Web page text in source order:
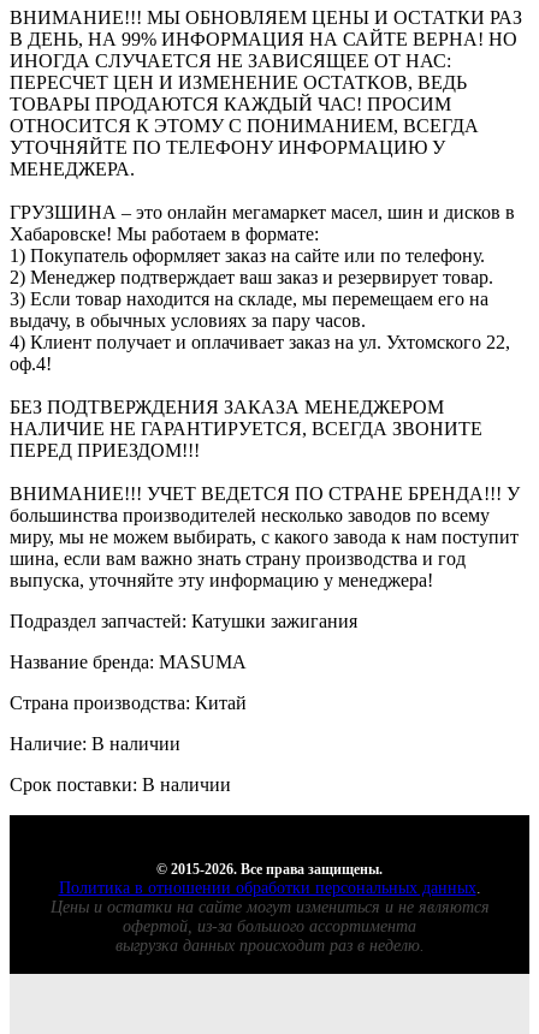
ВНИМАНИЕ!!! МЫ ОБНОВЛЯЕМ ЦЕНЫ И ОСТАТКИ РАЗ
В ДЕНЬ, НА 99% ИНФОРМАЦИЯ НА САЙТЕ ВЕРНА! НО
ИНОГДА СЛУЧАЕТСЯ НЕ ЗАВИСЯЩЕЕ ОТ НАС:
ПЕРЕСЧЕТ ЦЕН И ИЗМЕНЕНИЕ ОСТАТКОВ, ВЕДЬ
ТОВАРЫ ПРОДАЮТСЯ КАЖДЫЙ ЧАС! ПРОСИМ
ОТНОСИТСЯ К ЭТОМУ С ПОНИМАНИЕМ, ВСЕГДА
УТОЧНЯЙТЕ ПО ТЕЛЕФОНУ ИНФОРМАЦИЮ У
МЕНЕДЖЕРА.
ГРУЗШИНА – это онлайн мегамаркет масел, шин и дисков в
Хабаровске! Мы работаем в формате:
1) Покупатель оформляет заказ на сайте или по телефону.
2) Менеджер подтверждает ваш заказ и резервирует товар.
3) Если товар находится на складе, мы перемещаем его на
выдачу, в обычных условиях за пару часов.
4) Клиент получает и оплачивает заказ на ул. Ухтомского 22,
оф.4!
БЕЗ ПОДТВЕРЖДЕНИЯ ЗАКАЗА МЕНЕДЖЕРОМ
НАЛИЧИЕ НЕ ГАРАНТИРУЕТСЯ, ВСЕГДА ЗВОНИТЕ
ПЕРЕД ПРИЕЗДОМ!!!
ВНИМАНИЕ!!! УЧЕТ ВЕДЕТСЯ ПО СТРАНЕ БРЕНДА!!! У
большинства производителей несколько заводов по всему
миру, мы не можем выбирать, с какого завода к нам поступит
шина, если вам важно знать страну производства и год
выпуска, уточняйте эту информацию у менеджера!
Подраздел запчастей: Катушки зажигания
Название бренда: MASUMA
Страна производства: Китай
Наличие: В наличии
Срок поставки: В наличии
© 2015-2026. Все права защищены.
Политика в отношении обработки персональных данных.
Цены и остатки на сайте могут измениться и не являются
офертой, из-за большого ассортимента
выгрузка данных происходит раз в неделю.